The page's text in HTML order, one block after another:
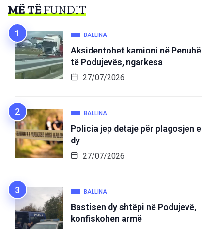
MË TËFUNDIT
BALLINA
Aksidentohet kamioni në Penuhë
të Podujevës, ngarkesa
27/07/2026
BALLINA
Policia jep detaje për plagosjen e
dy
27/07/2026
BALLINA
Bastisen dy shtëpi në Podujevë,
konfiskohen armë